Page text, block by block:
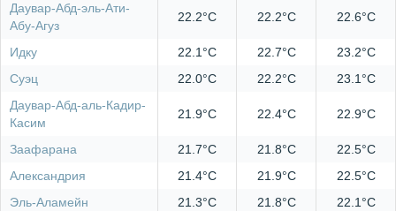
Даувар-Абд-эль-Ати-
Абу-Агуз
22.2°C 22.2°C 22.6°C
Идку 22.1°C 22.7°C
23.2°C
Суэц
22.0°C 22.2°C
23.1°C
Даувар-Абд-аль-Кадир-
Касим
21.9°C 22.4°C 22.9°C
Заафарана 21.7°C 21.8°C
22.5°C
Александрия
21.4°C 21.9°C
22.5°C
Эль-Аламейн
21.3°C 21.8°C
22.1°C